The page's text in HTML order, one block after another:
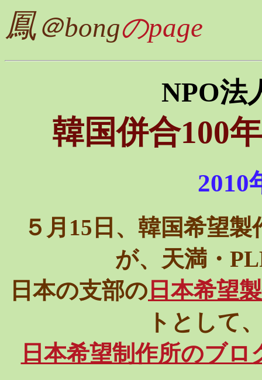
鳳＠bongのpage
NPO法
韓国併合100
2010
５月15日、韓国希望
が、天満・
日本の支部の 日本希望
トとして
日本希望制作所のブロ